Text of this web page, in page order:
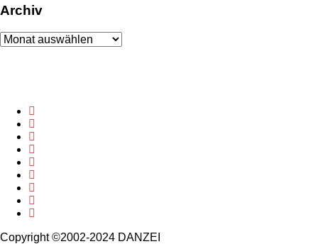
Archiv
Archiv
Copyright ©2002-2024 DANZEI